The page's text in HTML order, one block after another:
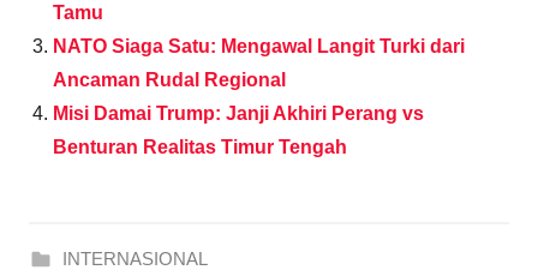
Tamu
NATO Siaga Satu: Mengawal Langit Turki dari
Ancaman Rudal Regional
Misi Damai Trump: Janji Akhiri Perang vs
Benturan Realitas Timur Tengah
INTERNASIONAL